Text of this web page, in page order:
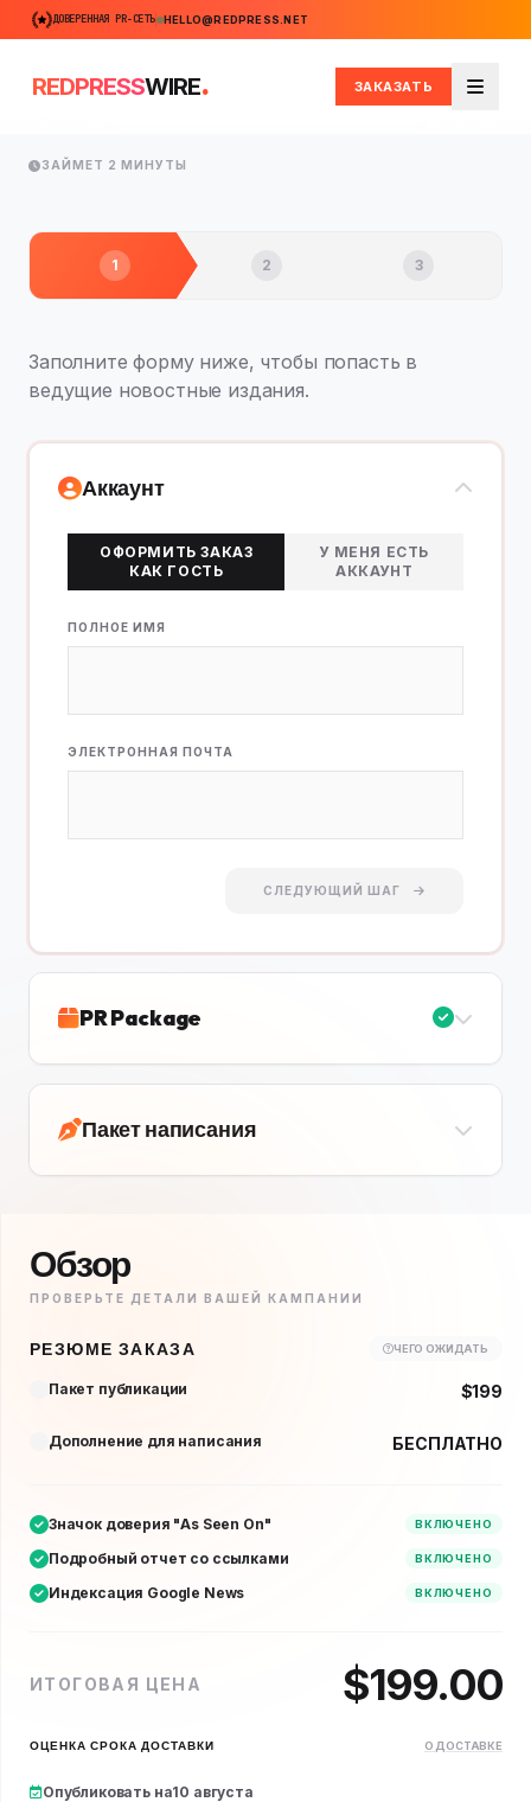
ДОВЕРЕННАЯ PR-СЕТЬ HELLO@REDPRESS.NET
REDPRESSWIRE. ЗАКАЗАТЬ
Меню
ЗАЙМЕТ 2 МИНУТЫ
1 2 3
Заполните форму ниже, чтобы попасть в
ведущие новостные издания.
Аккаунт
ОФОРМИТЬ ЗАКАЗ
КАК ГОСТЬ
У МЕНЯ ЕСТЬ
АККАУНТ
ПОЛНОЕ ИМЯ
ЭЛЕКТРОННАЯ ПОЧТА
СЛЕДУЮЩИЙ ШАГ
PR Package
Пакет написания
Обзор
ПРОВЕРЬТЕ ДЕТАЛИ ВАШЕЙ КАМПАНИИ
РЕЗЮМЕ ЗАКАЗА ЧЕГО ОЖИДАТЬ
Пакет публикации $199
Дополнение для написания БЕСПЛАТНО
Значок доверия "As Seen On" ВКЛЮЧЕНО
Подробный отчет со ссылками ВКЛЮЧЕНО
Индексация Google News ВКЛЮЧЕНО
ИТОГОВАЯ ЦЕНА $199.00
ОЦЕНКА СРОКА ДОСТАВКИ О ДОСТАВКЕ
Опубликовать на10 августа